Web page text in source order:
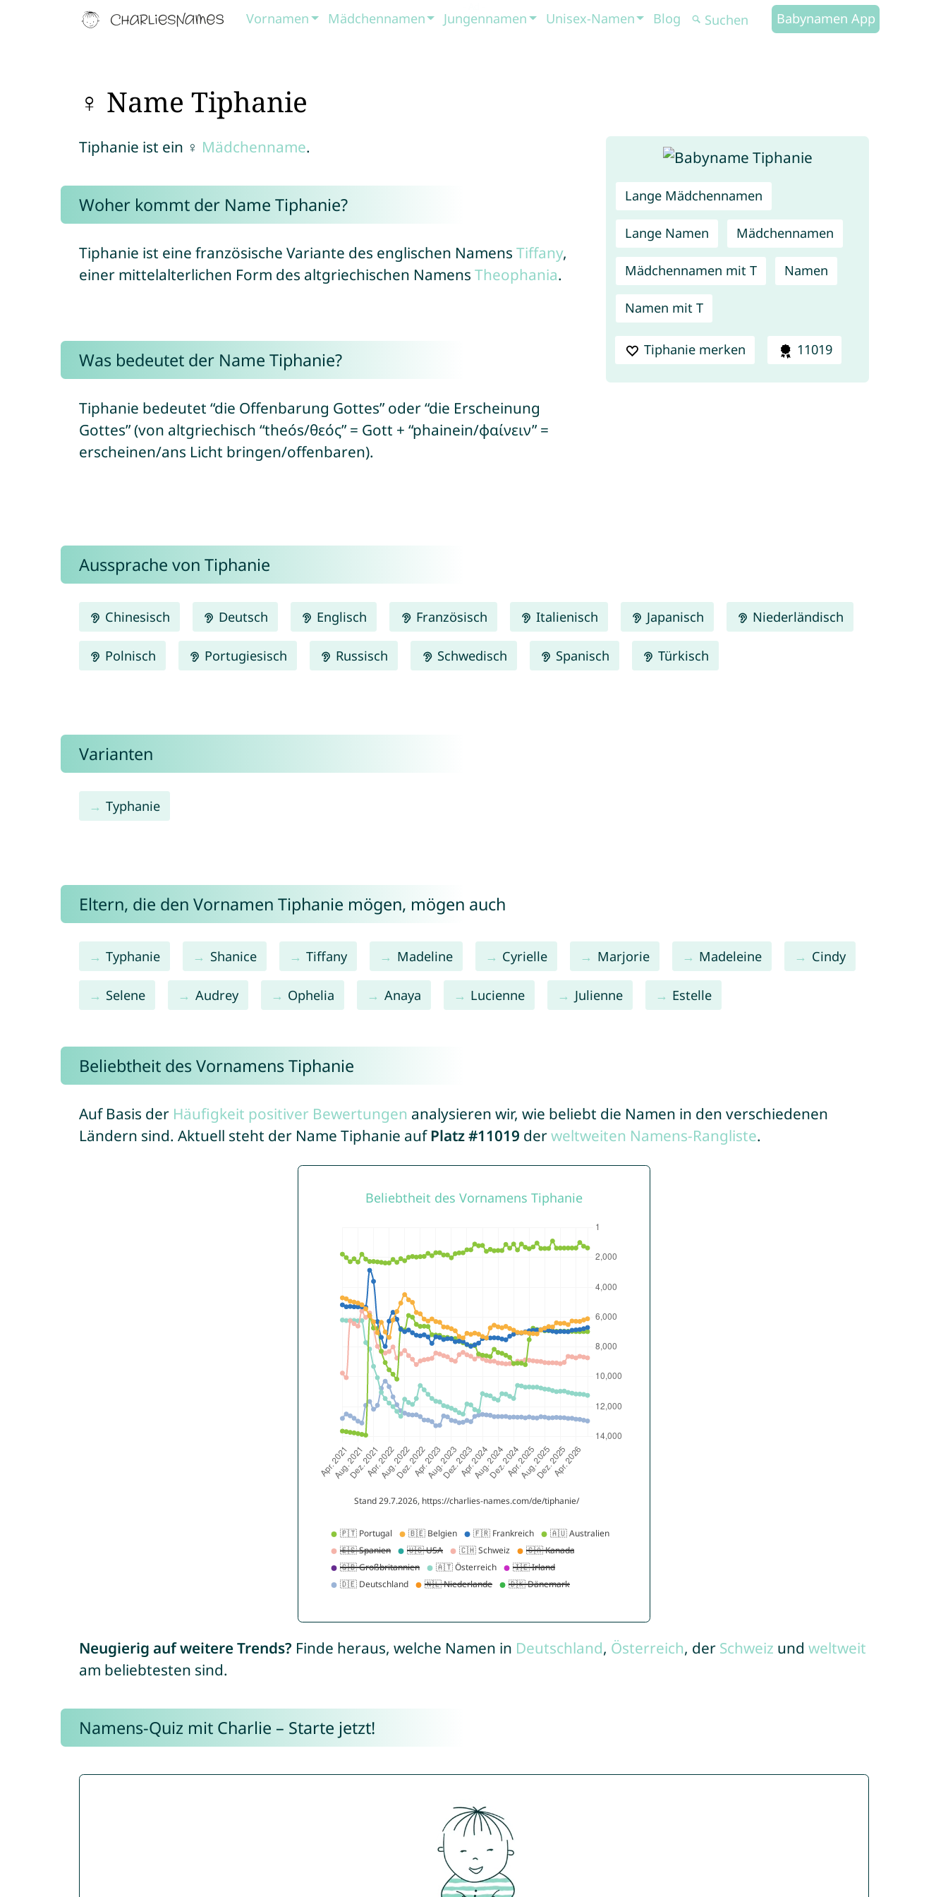
Vornamen Mädchennamen Jungennamen Unisex-Namen Blog Babynamen App
♀ Name Tiphanie
Lange Mädchennamen
Lange Namen Mädchennamen
Mädchennamen mit T Namen
Namen mit T
Tiphanie merken 11019
Tiphanie ist ein ♀ Mädchenname.
Woher kommt der Name Tiphanie?
Tiphanie ist eine französische Variante des englischen Namens Tiffany,
einer mittelalterlichen Form des altgriechischen Namens Theophania.
Was bedeutet der Name Tiphanie?
Tiphanie bedeutet “die Offenbarung Gottes” oder “die Erscheinung
Gottes” (von altgriechisch “theós/θεός” = Gott + “phainein/φαίνειν” =
erscheinen/ans Licht bringen/offenbaren).
Aussprache von Tiphanie
Chinesisch Deutsch Englisch Französisch Italienisch Japanisch Niederländisch
Polnisch Portugiesisch Russisch Schwedisch Spanisch Türkisch
Varianten
Typhanie
Eltern, die den Vornamen Tiphanie mögen, mögen auch
Typhanie Shanice Tiffany Madeline Cyrielle Marjorie Madeleine Cindy
Selene Audrey Ophelia Anaya Lucienne Julienne Estelle
Beliebtheit des Vornamens Tiphanie
Auf Basis der Häufigkeit positiver Bewertungen analysieren wir, wie beliebt die Namen in den verschiedenen
Ländern sind. Aktuell steht der Name Tiphanie auf Platz #11019 derweltweiten Namens-Rangliste.
Neugierig auf weitere Trends? Finde heraus, welche Namen in Deutschland, Österreich, der Schweiz und weltweit
am beliebtesten sind.
Namens-Quiz mit Charlie – Starte jetzt!